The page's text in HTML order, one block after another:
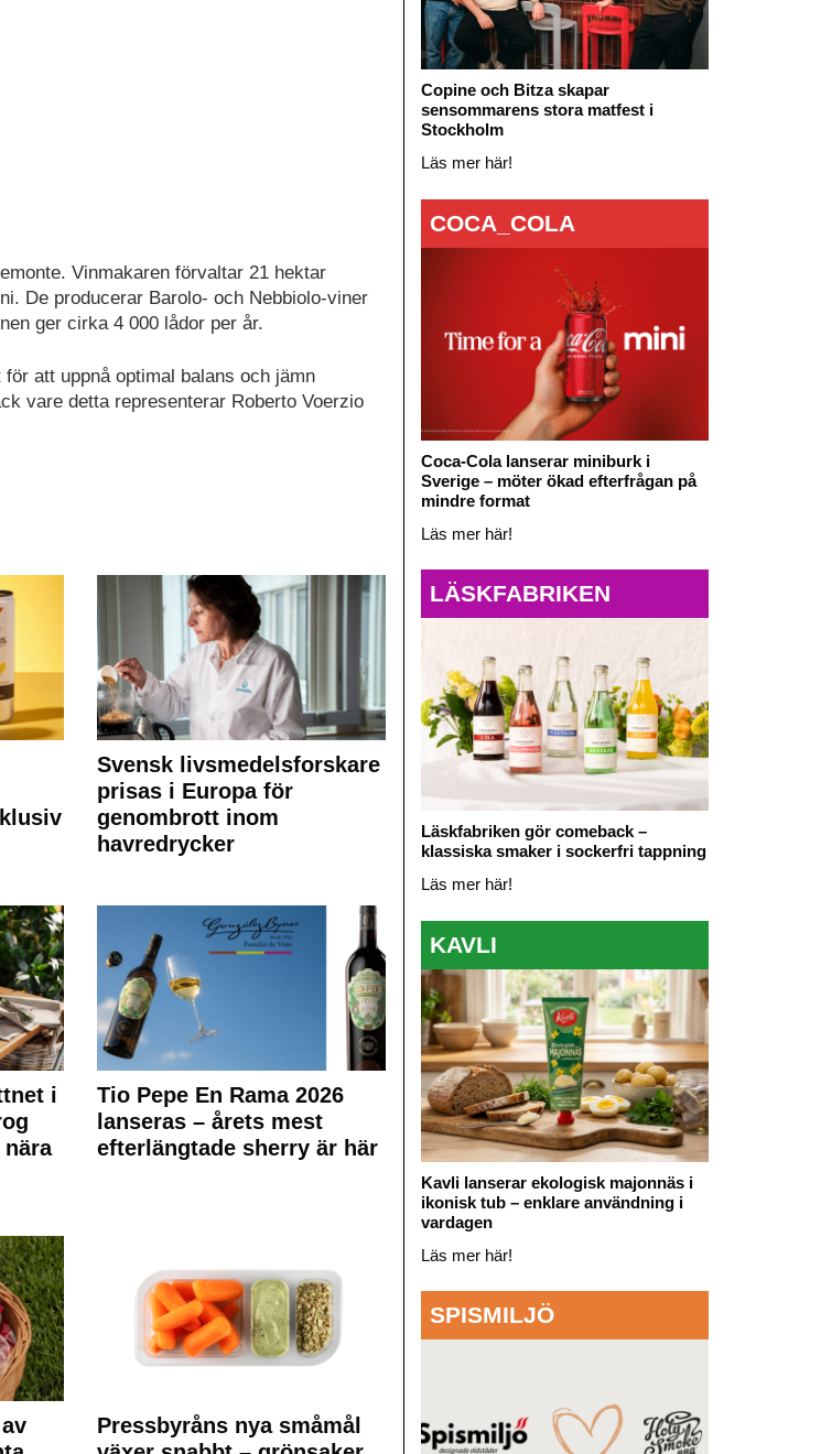
Vinmakaren förvaltar 21 hektar
De producerar Barolo- och Nebbiolo-viner
ger cirka 4 000 lådor per år.
att uppnå optimal balans och jämn
vare detta representerar Roberto Voerzio
Svensk livsmedelsforskare
prisas i Europa för
genombrott inom
havredrycker
i
nära
Tio Pepe En Rama 2026
lanseras – årets mest
efterlängtade sherry är här
Pressbyråns nya småmål
Copine och Bitza skapar
sensommarens stora matfest i
Stockholm
Läs mer här!
COCA_COLA
Coca-Cola lanserar miniburk i
Sverige – möter ökad efterfrågan på
mindre format
Läs mer här!
LÄSKFABRIKEN
Läskfabriken gör comeback –
klassiska smaker i sockerfri tappning
Läs mer här!
KAVLI
Kavli lanserar ekologisk majonnäs i
ikonisk tub – enklare användning i
vardagen
Läs mer här!
SPISMILJÖ